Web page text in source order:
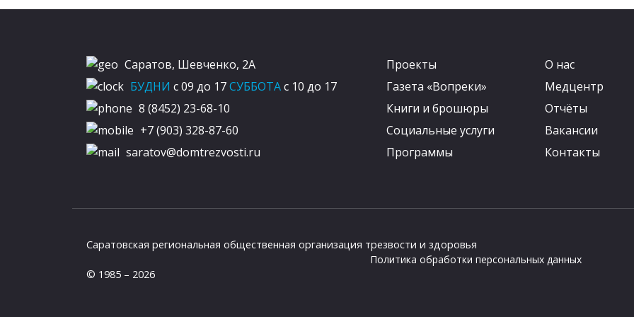
Саратов, Шевченко, 2А
БУДНИ c 09 до 17СУББОТАc 10 до 17
8 (8452) 23-68-10
+7 (903) 328-87-60
saratov@domtrezvosti.ru
Проекты
Газета «Вопреки»
Книги и брошюры
Социальные услуги
Программы
О нас
Медцентр
Отчёты
Вакансии
Контакты
Саратовская региональная общественная организация трезвости и здоровья
Политика обработки персональных данных
© 1985 – 2026